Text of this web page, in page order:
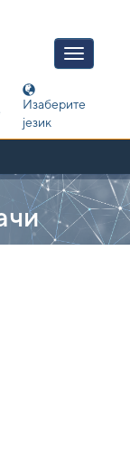
Изаберите
језик